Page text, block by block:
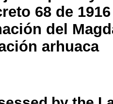
68 de
del
arhuaca